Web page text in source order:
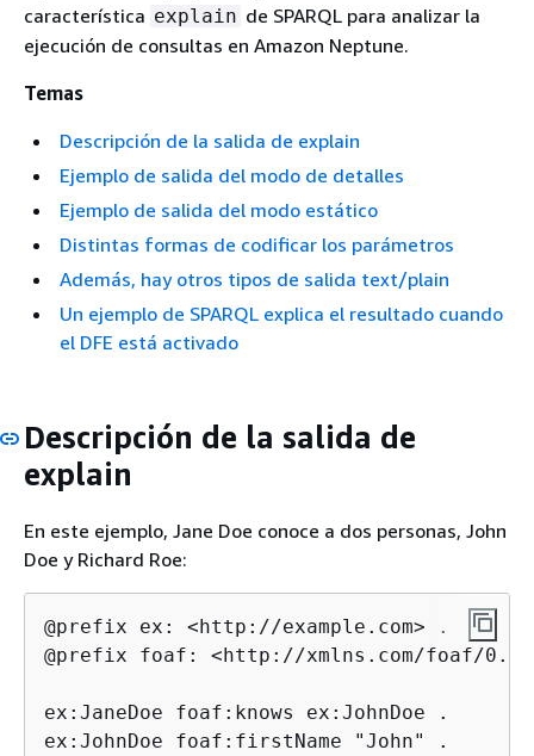
característica explain de SPARQL para analizar la
ejecución de consultas en Amazon Neptune.
Temas
Descripción de la salida de explain
Ejemplo de salida del modo de detalles
Ejemplo de salida del modo estático
Distintas formas de codificar los parámetros
Además, hay otros tipos de salida text/plain
Un ejemplo de SPARQL explica el resultado cuando
el DFE está activado
Descripción de la salida de
explain
En este ejemplo, Jane Doe conoce a dos personas, John
Doe y Richard Roe:
@prefix ex: <http://example.com> .
@prefix foaf: <http://xmlns.com/foaf/
ex:JaneDoe foaf:knows ex:JohnDoe .
ex:JohnDoe foaf:firstName "John" .